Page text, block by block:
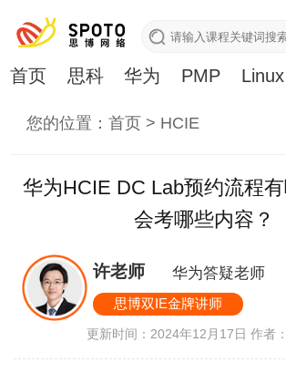
首页 思科 华为 PMP Linux
您的位置：首页 > HCIE
华为HCIE DC Lab预约流程
会考哪些内容？
许老师 华为答疑老师
思博双IE金牌讲师
更新时间：2024年12月17日作者